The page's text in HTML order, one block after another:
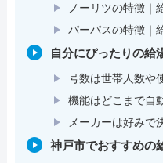
ノーリツの特徴｜
パーパスの特徴｜
自分にぴったりの給
号数は世帯人数や
機能はどこまで自
メーカーは好みで
神戸市でおすすめの